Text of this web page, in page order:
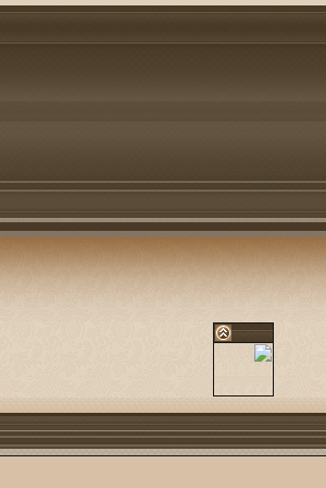
هناك من هو أفضل مني واكفاْ مني فوالله ان